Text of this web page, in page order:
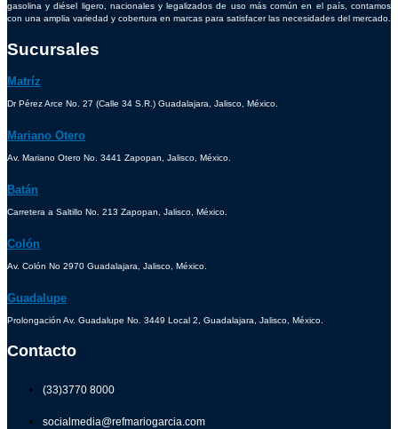
gasolina y diésel ligero, nacionales y legalizados de uso más común en el país, contamos
con una amplia variedad y cobertura en marcas para satisfacer las necesidades del mercado.
Sucursales
Matríz
Dr Pérez Arce No. 27 (Calle 34 S.R.) Guadalajara, Jalisco, México.
Mariano Otero
Av. Mariano Otero No. 3441 Zapopan, Jalisco, México.
Batán
Carretera a Saltillo No. 213 Zapopan, Jalisco, México.
Colón
Av. Colón No 2970 Guadalajara, Jalisco, México.
Guadalupe
Prolongación Av. Guadalupe No. 3449 Local 2, Guadalajara, Jalisco, México.
Contacto
(33)3770 8000
socialmedia@refmariogarcia.com